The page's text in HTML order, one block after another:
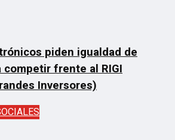
piden igualdad de
frente al RIGI
Inversores)